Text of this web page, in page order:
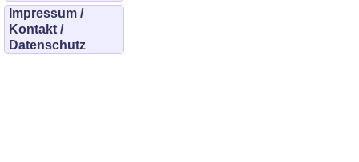
Impressum /
Kontakt /
Datenschutz